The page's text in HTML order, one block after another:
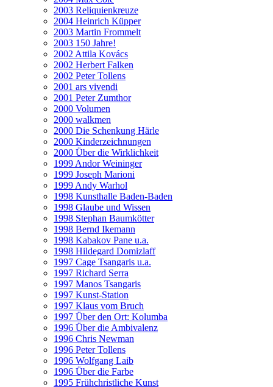
2003 Reliquienkreuze
2004 Heinrich Küpper
2003 Martin Frommelt
2003 150 Jahre!
2002 Attila Kovács
2002 Herbert Falken
2002 Peter Tollens
2001 ars vivendi
2001 Peter Zumthor
2000 Volumen
2000 walkmen
2000 Die Schenkung Härle
2000 Kinderzeichnungen
2000 Über die Wirklichkeit
1999 Andor Weininger
1999 Joseph Marioni
1999 Andy Warhol
1998 Kunsthalle Baden-Baden
1998 Glaube und Wissen
1998 Stephan Baumkötter
1998 Bernd Ikemann
1998 Kabakov Pane u.a.
1998 Hildegard Domizlaff
1997 Cage Tsangaris u.a.
1997 Richard Serra
1997 Manos Tsangaris
1997 Kunst-Station
1997 Klaus vom Bruch
1997 Über den Ort: Kolumba
1996 Über die Ambivalenz
1996 Chris Newman
1996 Peter Tollens
1996 Wolfgang Laib
1996 Über die Farbe
1995 Frühchristliche Kunst